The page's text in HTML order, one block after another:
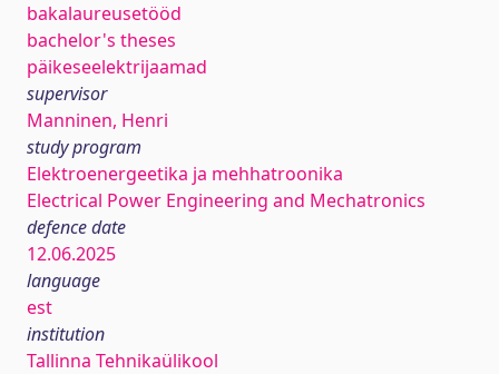
bakalaureusetööd
bachelor's theses
päikeseelektrijaamad
supervisor
Manninen, Henri
study program
Elektroenergeetika ja mehhatroonika
Electrical Power Engineering and Mechatronics
defence date
12.06.2025
language
est
institution
Tallinna Tehnikaülikool